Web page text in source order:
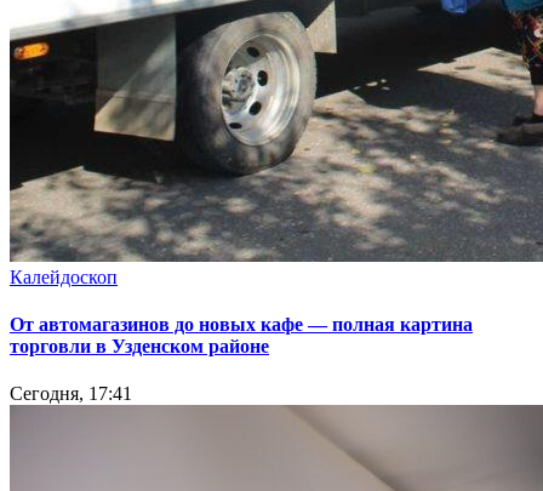
Калейдоскоп
От автомагазинов до новых кафе — полная картина
торговли в Узденском районе
Сегодня, 17:41